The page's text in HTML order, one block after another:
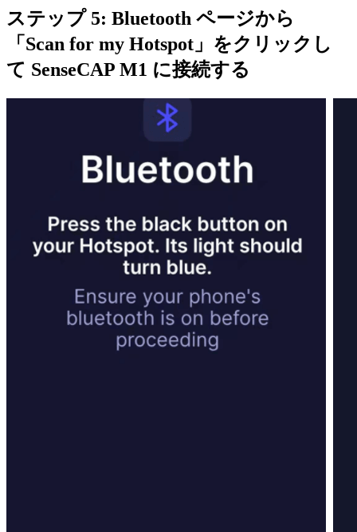
ステップ 5: Bluetooth ページから
「Scan for my Hotspot」をクリックし
て SenseCAP M1 に接続する